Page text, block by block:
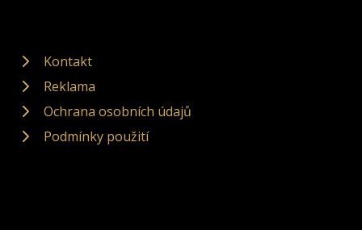
Kontakt
Reklama
Ochrana osobních údajů
Podmínky použití